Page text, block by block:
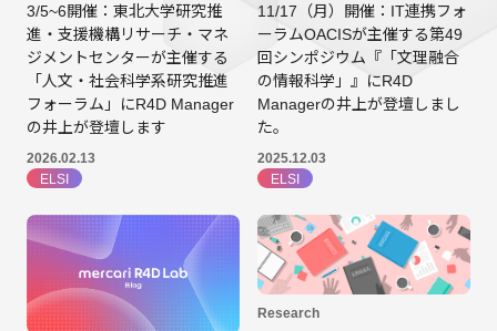
3/5~6開催：東北大学研究推
進・支援機構リサーチ・マネ
ジメントセンターが主催する
「人文・社会科学系研究推進
フォーラム」にR4D Manager
の井上が登壇します
2026.02.13
ELSI
11/17（月）開催：IT連携フォ
ーラムOACISが主催する第49
回シンポジウム『「文理融合
の情報科学」』にR4D
Managerの井上が登壇しまし
た。
2025.12.03
ELSI
Research